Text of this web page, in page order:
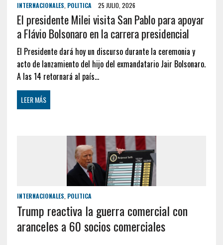
INTERNACIONALES POLITICA 25 JULIO, 2026
El presidente Milei visita San Pablo para apoyar
a Flávio Bolsonaro en la carrera presidencial
El Presidente dará hoy un discurso durante la ceremonia y
acto de lanzamiento del hijo del exmandatario Jair Bolsonaro.
A las 14 retornará al país…
LEER MÁS
INTERNACIONALES POLITICA
Trump reactiva la guerra comercial con
aranceles a 60 socios comerciales